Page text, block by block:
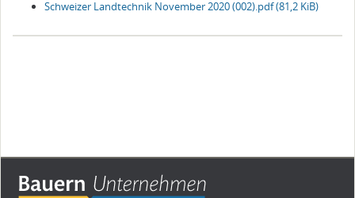
Schweizer Landtechnik November 2020 (002).pdf(81,2 KiB)